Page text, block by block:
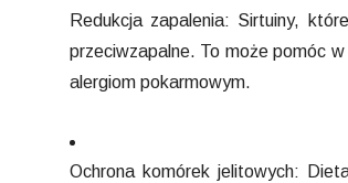
Redukcja zapalenia: Sirtuiny,
przeciwzapalne. To może pomóc
alergiom pokarmowym.
Ochrona komórek jelitowych: